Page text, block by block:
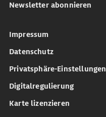
Newsletter abonnieren
Impressum
Datenschutz
Privatsphäre-Einstellungen
Digitalregulierung
Karte lizenzieren